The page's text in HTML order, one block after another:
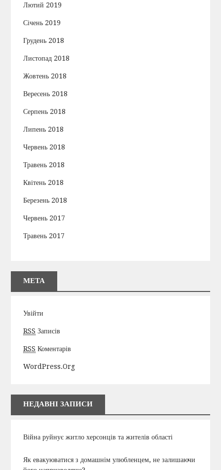
Лютий 2019
Січень 2019
Грудень 2018
Листопад 2018
Жовтень 2018
Вересень 2018
Серпень 2018
Липень 2018
Червень 2018
Травень 2018
Квітень 2018
Березень 2018
Червень 2017
Травень 2017
МЕТА
Увійти
RSS Записів
RSS Коментарів
WordPress.org
НЕДАВНІ ЗАПИСИ
Війна руйнує житло херсонців та жителів області
Як евакуюватися з домашнім улюбленцем, не залишаючи